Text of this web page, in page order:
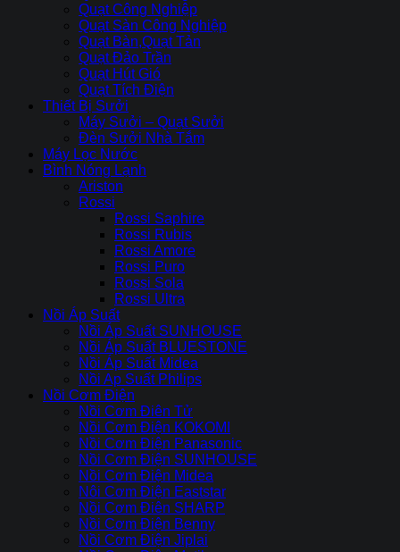
Quạt Công Nghiệp
Quạt Sàn Công Nghiệp
Quạt Bàn,Quạt Tản
Quạt Đảo Trần
Quạt Hút Gió
Quạt Tích Điện
Thiết Bị Sưởi
Máy Sưởi – Quạt Sưởi
Đèn Sưởi Nhà Tắm
Máy Lọc Nước
Bình Nóng Lạnh
Ariston
Rossi
Rossi Saphire
Rossi Rubis
Rossi Amore
Rossi Puro
Rossi Sola
Rossi Ultra
Nồi Áp Suất
Nồi Áp Suất SUNHOUSE
Nồi Áp Suất BLUESTONE
Nồi Áp Suất Midea
Nồi Ap Suất Philips
Nồi Cơm Điện
Nồi Cơm Điên Tử
Nồi Cơm Điện KOKOMI
Nồi Cơm Điện Panasonic
Nồi Cơm Điện SUNHOUSE
Nồi Cơm Điện Midea
Nôi Cơm Điện Eaststar
Nồi Cơm Điên SHARP
Nồi Cơm Điện Benny
Nồi Cơm Điện Jiplai